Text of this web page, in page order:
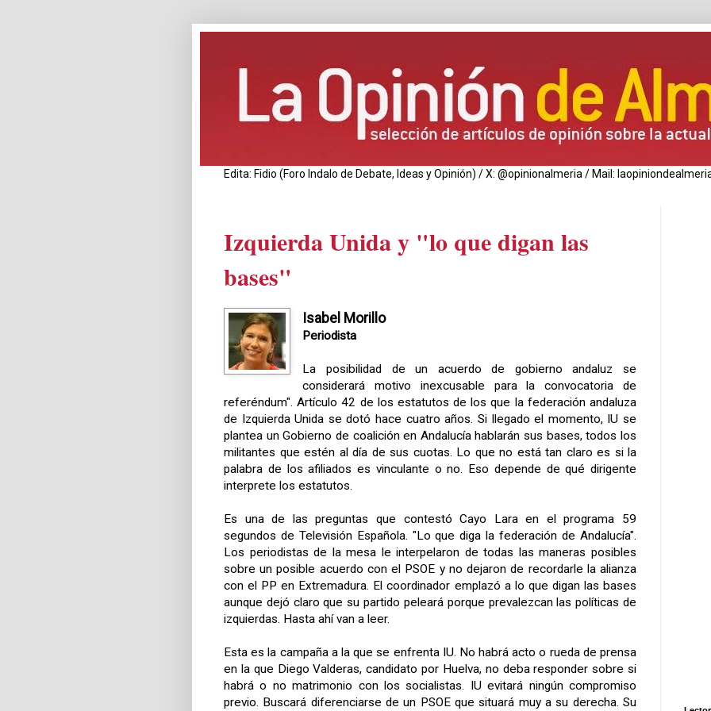
Edita: Fidio (Foro Indalo de Debate, Ideas y Opinión) / X: @opinionalmeria / Mail:
Izquierda Unida y "lo que digan las
bases"
Isabel Morillo
Periodista
La posibilidad de un acuerdo de gobierno andaluz se
considerará motivo inexcusable para la convocatoria de
referéndum". Artículo 42 de los estatutos de los que la federación andaluza
de Izquierda Unida se dotó hace cuatro años. Si llegado el momento, IU se
plantea un Gobierno de coalición en Andalucía hablarán sus bases, todos los
militantes que estén al día de sus cuotas. Lo que no está tan claro es si la
palabra de los afiliados es vinculante o no. Eso depende de qué dirigente
interprete los estatutos.
Es una de las preguntas que contestó Cayo Lara en el programa 59
segundos de Televisión Española. "Lo que diga la federación de Andalucía".
Los periodistas de la mesa le interpelaron de todas las maneras posibles
sobre un posible acuerdo con el PSOE y no dejaron de recordarle la alianza
con el PP en Extremadura. El coordinador emplazó a lo que digan las bases
aunque dejó claro que su partido peleará porque prevalezcan las políticas de
izquierdas. Hasta ahí van a leer.
Esta es la campaña a la que se enfrenta IU. No habrá acto o rueda de prensa
en la que Diego Valderas, candidato por Huelva, no deba responder sobre si
habrá o no matrimonio con los socialistas. IU evitará ningún compromiso
previo. Buscará diferenciarse de un PSOE que situará muy a su derecha. Su